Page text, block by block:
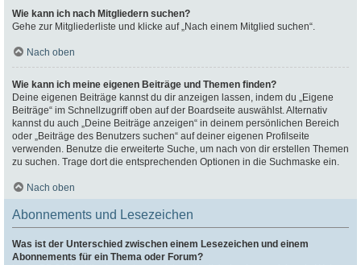
Wie kann ich nach Mitgliedern suchen?
Gehe zur Mitgliederliste und klicke auf „Nach einem Mitglied suchen“.
Nach oben
Wie kann ich meine eigenen Beiträge und Themen finden?
Deine eigenen Beiträge kannst du dir anzeigen lassen, indem du „Eigene
Beiträge“ im Schnellzugriff oben auf der Boardseite auswählst. Alternativ
kannst du auch „Deine Beiträge anzeigen“ in deinem persönlichen Bereich
oder „Beiträge des Benutzers suchen“ auf deiner eigenen Profilseite
verwenden. Benutze die erweiterte Suche, um nach von dir erstellen Themen
zu suchen. Trage dort die entsprechenden Optionen in die Suchmaske ein.
Nach oben
Abonnements und Lesezeichen
Was ist der Unterschied zwischen einem Lesezeichen und einem
Abonnements für ein Thema oder Forum?